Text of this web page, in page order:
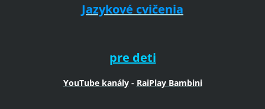
Jazykové cvičenia
pre deti
YouTube kanály- RaiPlay Bambini